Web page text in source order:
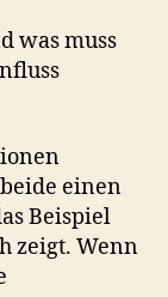
was muss
einen
Beispiel
zeigt. Wenn